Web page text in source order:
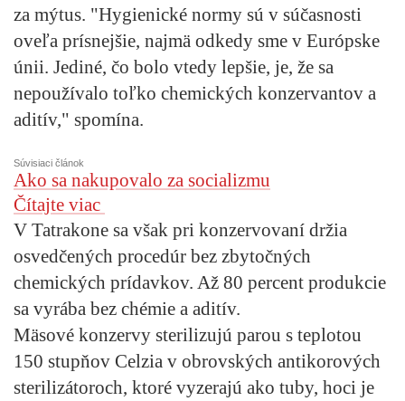
za mýtus. "Hygienické normy sú v súčasnosti
oveľa prísnejšie, najmä odkedy sme v Európske
únii. Jediné, čo bolo vtedy lepšie, je, že sa
nepoužívalo toľko chemických konzervantov a
aditív," spomína.
Súvisiaci článok
Ako sa nakupovalo za socializmu
Čítajte viac
V Tatrakone sa však pri konzervovaní držia
osvedčených procedúr bez zbytočných
chemických prídavkov. Až 80 percent produkcie
sa vyrába bez chémie a aditív.
Mäsové konzervy sterilizujú parou s teplotou
150 stupňov Celzia v obrovských antikorových
sterilizátoroch, ktoré vyzerajú ako tuby, hoci je